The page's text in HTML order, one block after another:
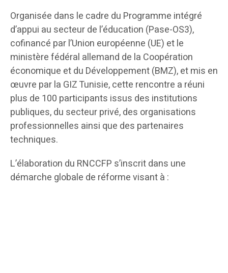
Organisée dans le cadre du Programme intégré
d’appui au secteur de l’éducation (Pase-OS3),
cofinancé par l’Union européenne (UE) et le
ministère fédéral allemand de la Coopération
économique et du Développement (BMZ), et mis en
œuvre par la GIZ Tunisie, cette rencontre a réuni
plus de 100 participants issus des institutions
publiques, du secteur privé, des organisations
professionnelles ainsi que des partenaires
techniques.
L’élaboration du RNCCFP s’inscrit dans une
démarche globale de réforme visant à :